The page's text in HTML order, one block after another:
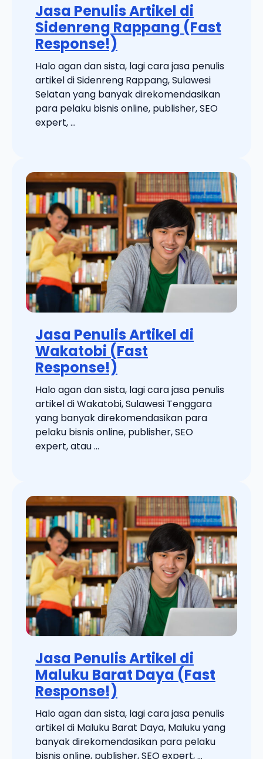
Jasa Penulis Artikel di
Sidenreng Rappang (Fast
Response!)
Halo agan dan sista, lagi cara jasa penulis
artikel di Sidenreng Rappang, Sulawesi
Selatan yang banyak direkomendasikan
para pelaku bisnis online, publisher, SEO
expert, ...
Jasa Penulis Artikel di
Wakatobi (Fast
Response!)
Halo agan dan sista, lagi cara jasa penulis
artikel di Wakatobi, Sulawesi Tenggara
yang banyak direkomendasikan para
pelaku bisnis online, publisher, SEO
expert, atau ...
Jasa Penulis Artikel di
Maluku Barat Daya (Fast
Response!)
Halo agan dan sista, lagi cara jasa penulis
artikel di Maluku Barat Daya, Maluku yang
banyak direkomendasikan para pelaku
bisnis online, publisher, SEO expert, ...